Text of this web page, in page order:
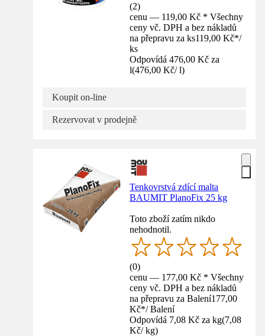
(2)
cenu — 119,00 Kč * Všechny
ceny vč. DPH a bez nákladů
na přepravu za ks119,00 Kč*/
ks
Odpovídá 476,00 Kč za
l(476,00 Kč/ l)
Koupit on-line
Rezervovat v prodejně
Tenkovrstvá zdící malta
BAUMIT PlanoFix 25 kg
Toto zboží zatím nikdo
nehodnotil.
(0)
cenu — 177,00 Kč * Všechny
ceny vč. DPH a bez nákladů
na přepravu za Balení177,00
Kč*/ Balení
Odpovídá 7,08 Kč za kg(7,08
Kč/ kg)